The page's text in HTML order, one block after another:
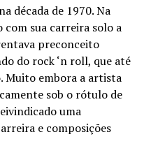
década de 1970. Na
sua carreira solo a
preconceito
do rock ‘n roll, que até
Muito embora a artista
sob o rótulo de
uma
e composições